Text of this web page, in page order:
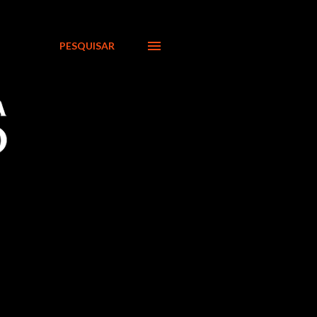
PESQUISAR